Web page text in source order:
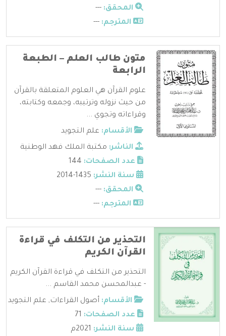
المحقق: ---
المترجم: ---
متون طالب العلم – الطبعة
الرابعة
علوم القرآن هي العلوم المتعلقة بالقرآن
من حيث نزوله وترتيبه، وجمعه وكتابته،
وقراءاته وتجوي ...
الأقسام: علم التجويد
الناشر: مكتبة الملك فهد الوطنية
عدد الصفحات:
سنة النشر:
المحقق: ---
المترجم: ---
التحذير من التكلف في قراءة
القرآن الكريم
التحذير من التكلف في قراءة القرآن الكريم
- عبدالمحسن محمد القاسم ...
الأقسام: أصول القراءات, علم التجويد
عدد الصفحات:
سنة النشر: